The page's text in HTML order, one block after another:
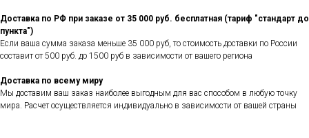
Доставка по РФ при заказе от 35 000 руб. бесплатная (тариф "стандарт до
пункта")
Если ваша сумма заказа меньше 35 000 руб, то стоимость доставки по России
составит от 500 руб. до 1500 руб в зависимости от вашего региона
Доставка по всему миру
Мы доставим ваш заказ наиболее выгодным для вас способом в любую точку
мира. Расчет осуществляется индивидуально в зависимости от вашей страны